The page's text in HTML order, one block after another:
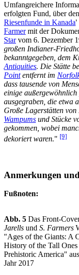
Umfangreichere
erfolgten Fund, über
Riesenfunde in Kanada'
Farmermit der
Starvom 6. Dezember
großen Indianer-
bekanntgegeben, dem
Antiquities. Die Stätte
Pointentfernt im
dass tausende von
einige
ausgegraben, die etwa
Große Lagerstätten
Wampums und Stücke
gekommen, wobei
dekoriert waren." [9]
Anmerkungen
Fußnoten:
Abb. 5 Das Front-
Jarells und S. Farmers
"Ages of the Giants: A
History of the Tall Ones
Prehistoric America"
Jahr 2017